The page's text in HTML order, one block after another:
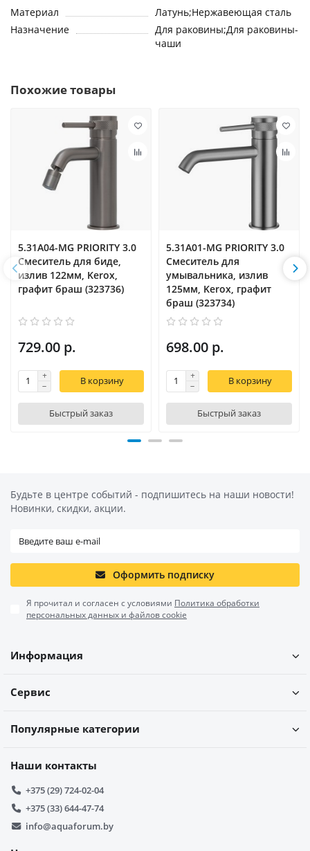
Материал
Латунь;Нержавеющая сталь
Назначение
Для раковины;Для раковины-
чаши
Похожие товары
5.31A04-MG PRIORITY 3.0
Cмеситель для биде,
излив 122мм, Kerox,
графит браш (323736)
729.00 р.
В корзину
Быстрый заказ
5.31A01-MG PRIORITY 3.0
Cмеситель для
умывальника, излив
125мм, Kerox, графит
браш (323734)
698.00 р.
В корзину
Быстрый заказ
Будьте в центре событий - подпишитесь на наши новости!
Новинки, скидки, акции.
Оформить подписку
Я прочитал и согласен с условиями Политика обработки
персональных данных и файлов cookie
Информация
Сервис
Популярные категории
Наши контакты
+375 (29) 724-02-04
+375 (33) 644-47-74
info@aquaforum.by